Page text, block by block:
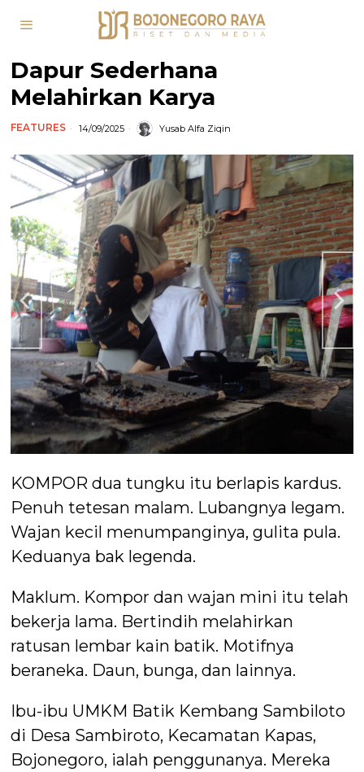
Dapur Sederhana
Melahirkan Karya
FEATURES 14/09/2025 Yusab Alfa Ziqin
KOMPOR dua tungku itu berlapis kardus.
Penuh tetesan malam. Lubangnya legam.
Wajan kecil menumpanginya, gulita pula.
Keduanya bak legenda.
Maklum. Kompor dan wajan mini itu telah
bekerja lama. Bertindih melahirkan
ratusan lembar kain batik. Motifnya
beraneka. Daun, bunga, dan lainnya.
Ibu-ibu UMKM Batik Kembang Sambiloto
di Desa Sambiroto, Kecamatan Kapas,
Bojonegoro, ialah penggunanya. Mereka